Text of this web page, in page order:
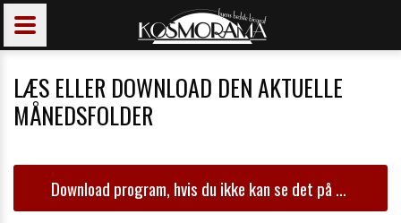
LÆS ELLER DOWNLOAD DEN AKTUELLE
MÅNEDSFOLDER
Download program, hvis du ikke kan se det på skærmen.